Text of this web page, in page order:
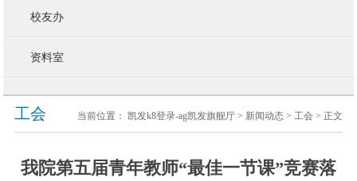
校友办
资料室
工会 当前位置：凯发k8登录-ag凯发旗舰厅 > 新闻动态 >工会 > 正文
我院第五届青年教师“最佳一节课”竞赛落